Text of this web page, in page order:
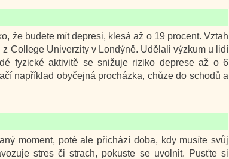
že budete mít depresi, klesá až o 19 procent. Vztah
College Univerzity v Londýně. Udělali výzkum u lidí
fyzické aktivitě se snižuje riziko deprese až o 6
například obyčejná procházka, chůze do schodů a
moment, poté ale přichází doba, kdy musíte svůj
stres či strach, pokuste se uvolnit. Pusťte si